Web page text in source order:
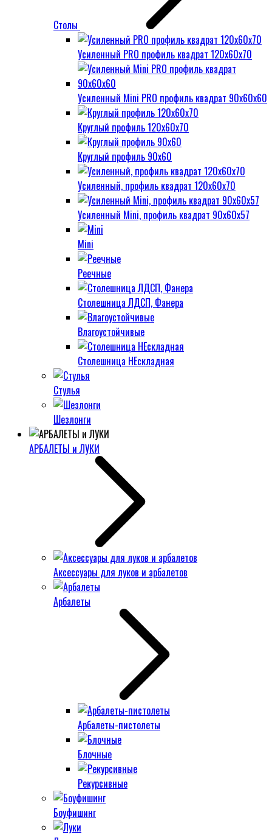
Столы
Усиленный PRO профиль квадрат 120х60х70
Усиленный Mini PRO профиль квадрат 90х60х60
Круглый профиль 120х60х70
Круглый профиль 90х60
Усиленный, профиль квадрат 120х60х70
Усиленный Mini, профиль квадрат 90х60х57
Mini
Реечные
Столешница ЛДСП, Фанера
Влагоустойчивые
Столешница НЕскладная
Стулья
Шезлонги
АРБАЛЕТЫ и ЛУКИ
Аксессуары для луков и арбалетов
Арбалеты
Арбалеты-пистолеты
Блочные
Рекурсивные
Боуфишинг